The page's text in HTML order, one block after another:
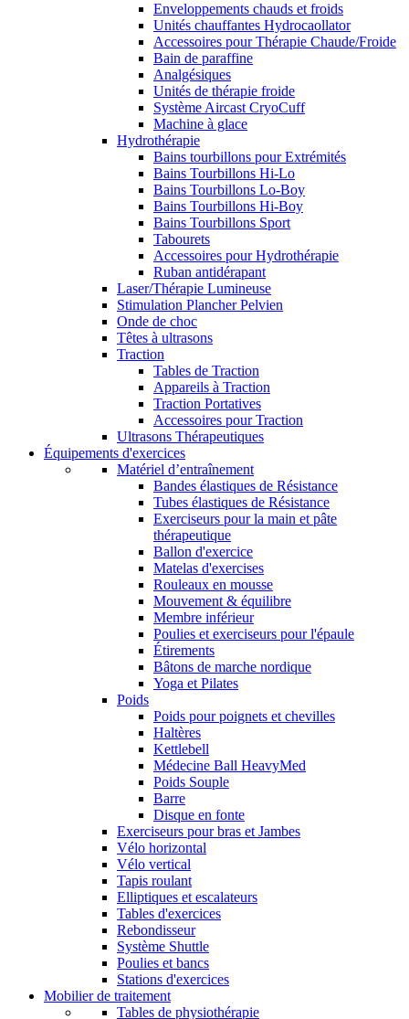
Enveloppements chauds et froids
Unités chauffantes Hydrocaollator
Accessoires pour Thérapie Chaude/Froide
Bain de paraffine
Analgésiques
Unités de thérapie froide
Système Aircast CryoCuff
Machine à glace
Hydrothérapie
Bains tourbillons pour Extrémités
Bains Tourbillons Hi-Lo
Bains Tourbillons Lo-Boy
Bains Tourbillons Hi-Boy
Bains Tourbillons Sport
Tabourets
Accessoires pour Hydrothérapie
Ruban antidérapant
Laser/Thérapie Lumineuse
Stimulation Plancher Pelvien
Onde de choc
Têtes à ultrasons
Traction
Tables de Traction
Appareils à Traction
Traction Portatives
Accessoires pour Traction
Ultrasons Thérapeutiques
Équipements d'exercices
Matériel d’entraînement
Bandes élastiques de Résistance
Tubes élastiques de Résistance
Exerciseurs pour la main et pâte
thérapeutique
Ballon d'exercice
Matelas d'exercises
Rouleaux en mousse
Mouvement & équilibre
Membre inférieur
Poulies et exerciseurs pour l'épaule
Étirements
Bâtons de marche nordique
Yoga et Pilates
Poids
Poids pour poignets et chevilles
Haltères
Kettlebell
Médecine Ball HeavyMed
Poids Souple
Barre
Disque en fonte
Exerciseurs pour bras et Jambes
Vélo horizontal
Vélo vertical
Tapis roulant
Elliptiques et escalateurs
Tables d'exercices
Rebondisseur
Système Shuttle
Poulies et bancs
Stations d'exercices
Mobilier de traitement
Tables de physiothérapie